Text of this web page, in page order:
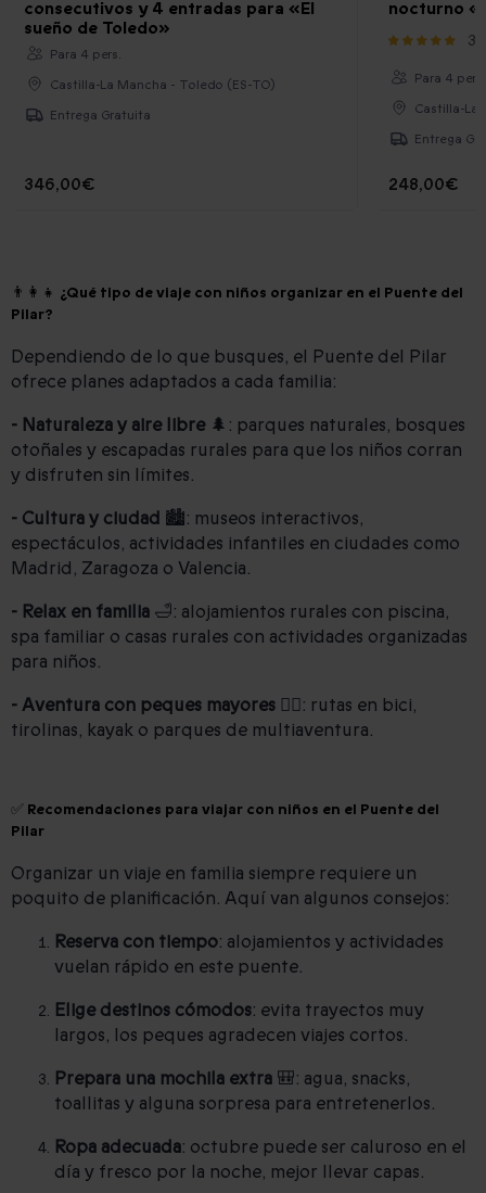
consecutivos y 4 entradas para «El
sueño de Toledo»
Para 4 pers.
Castilla-La Mancha - Toledo (ES-TO)
Entrega Gratuita
346,00€
nocturno
3
Para 4 pers.
Castilla-La
Entrega
248,00€
👨‍👩‍👧 ¿Qué tipo de viaje con niños organizar en el Puente del
Pilar?
Dependiendo de lo que busques, el Puente del Pilar
ofrece planes adaptados a cada familia:
- Naturaleza y aire libre🌲: parques naturales, bosques
otoñales y escapadas rurales para que los niños corran
y disfruten sin límites.
- Cultura y ciudad 🏙️: museos interactivos,
espectáculos, actividades infantiles en ciudades como
Madrid, Zaragoza o Valencia.
- Relax en familia 🛁: alojamientos rurales con piscina,
spa familiar o casas rurales con actividades organizadas
para niños.
- Aventura con peques mayores 🚴‍♂️: rutas en bici,
tirolinas, kayak o parques de multiaventura.
✅ Recomendaciones para viajar con niños en el Puente del
Pilar
Organizar un viaje en familia siempre requiere un
poquito de planificación. Aquí van algunos consejos:
Reserva con tiempo: alojamientos y actividades
vuelan rápido en este puente.
Elige destinos cómodos: evita trayectos muy
largos, los peques agradecen viajes cortos.
Prepara una mochila extra 🎒: agua, snacks,
toallitas y alguna sorpresa para entretenerlos.
Ropa adecuada: octubre puede ser caluroso en el
día y fresco por la noche, mejor llevar capas.